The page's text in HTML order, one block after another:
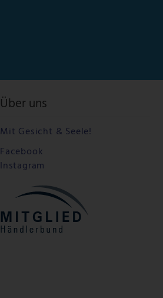
Über uns
Mit Gesicht & Seele!
Facebook
Instagram